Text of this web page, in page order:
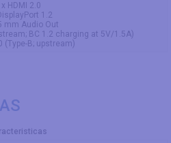
x HDMI 2.0
1.2
mm Audio Out
BC 1.2 charging at 5V/1.5A)
(Type-B; upstream)